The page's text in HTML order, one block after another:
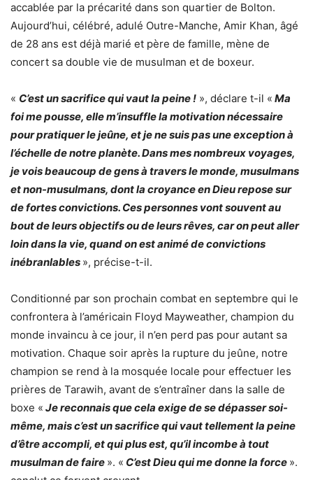
accablée par la précarité dans son quartier de Bolton.
Aujourd’hui, célébré, adulé Outre-Manche, Amir Khan, âgé
de 28 ans est déjà marié et père de famille, mène de
concert sa double vie de musulman et de boxeur.
« C’est un sacrifice qui vaut la peine ! », déclare t-il « Ma
foi me pousse, elle m’insuffle la motivation nécessaire
pour pratiquer le jeûne, et je ne suis pas une exception à
l’échelle de notre planète. Dans mes nombreux voyages,
je vois beaucoup de gens à travers le monde, musulmans
et non-musulmans, dont la croyance en Dieu repose sur
de fortes convictions. Ces personnes vont souvent au
bout de leurs objectifs ou de leurs rêves, car on peut aller
loin dans la vie, quand on est animé de convictions
inébranlables », précise-t-il.
Conditionné par son prochain combat en septembre qui le
confrontera à l’américain Floyd Mayweather, champion du
monde invaincu à ce jour, il n’en perd pas pour autant sa
motivation. Chaque soir après la rupture du jeûne, notre
champion se rend à la mosquée locale pour effectuer les
prières de Tarawih, avant de s’entraîner dans la salle de
boxe « Je reconnais que cela exige de se dépasser soi-
même, mais c’est un sacrifice qui vaut tellement la peine
d’être accompli, et qui plus est, qu’il incombe à tout
musulman de faire ». « C’est Dieu qui me donne la force ».